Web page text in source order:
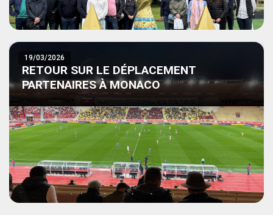
19/03/2026
RETOUR SUR LE DÉPLACEMENT
PARTENAIRES À MONACO